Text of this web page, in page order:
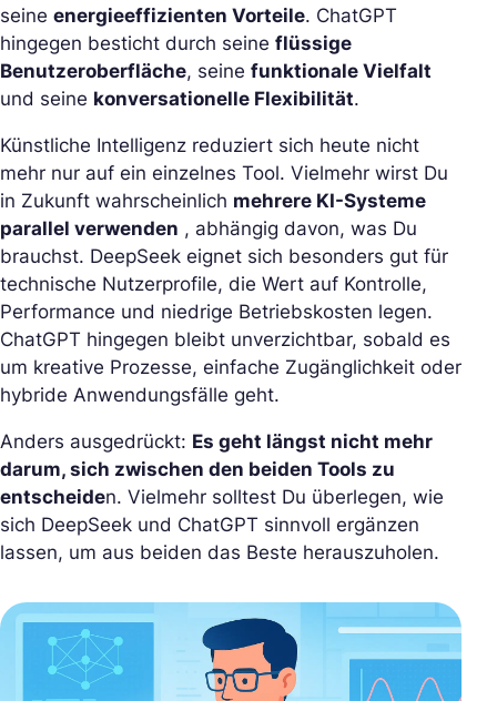
seine energieeffizienten Vorteile. ChatGPT
hingegen besticht durch seine flüssige
Benutzeroberfläche, seine funktionale Vielfalt
und seine konversationelle Flexibilität.
Künstliche Intelligenz reduziert sich heute nicht
mehr nur auf ein einzelnes Tool. Vielmehr wirst Du
in Zukunft wahrscheinlich mehrere KI-Systeme
parallel verwenden , abhängig davon, was Du
brauchst. DeepSeek eignet sich besonders gut für
technische Nutzerprofile, die Wert auf Kontrolle,
Performance und niedrige Betriebskosten legen.
ChatGPT hingegen bleibt unverzichtbar, sobald es
um kreative Prozesse, einfache Zugänglichkeit oder
hybride Anwendungsfälle geht.
Anders ausgedrückt: Es geht längst nicht mehr
darum, sich zwischen den beiden Tools zu
entscheiden. Vielmehr solltest Du überlegen, wie
sich DeepSeek und ChatGPT sinnvoll ergänzen
lassen, um aus beiden das Beste herauszuholen.